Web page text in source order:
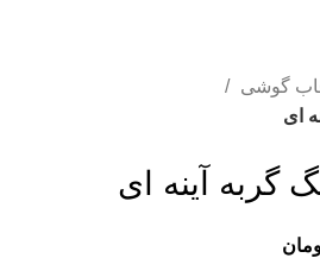
گوشی
ای
گربه آینه ای